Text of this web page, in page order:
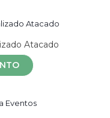
Atacado